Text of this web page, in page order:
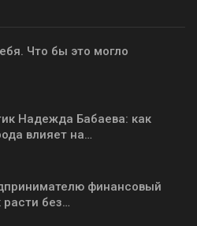
Что бы это могло
Надежда Бабаева: как
влияет на…
финансовый
расти без…